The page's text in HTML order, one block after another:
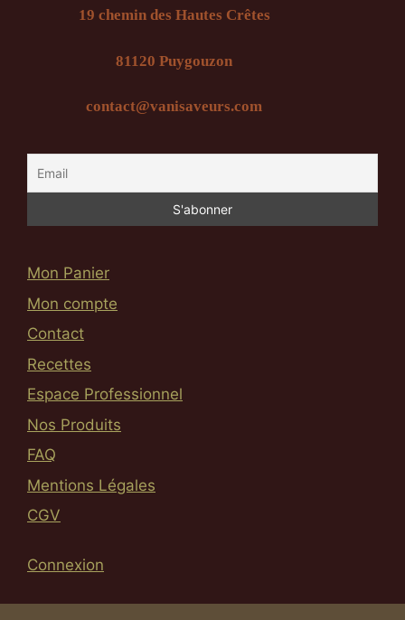
19 chemin des Hautes Crêtes
81120 Puygouzon
contact@vanisaveurs.com
Mon Panier
Mon compte
Contact
Recettes
Espace Professionnel
Nos Produits
FAQ
Mentions Légales
CGV
Connexion
Article ajouté au panier